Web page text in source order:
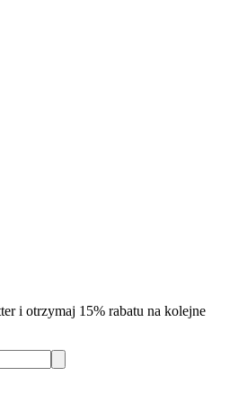
i otrzymaj 15% rabatu na kolejne